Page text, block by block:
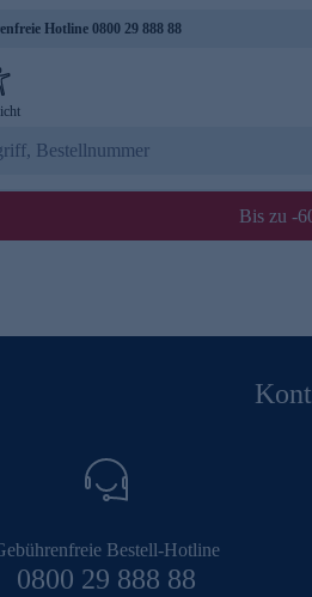
Hotline 0800 29 888 88
Bis zu -
Bestell-Hotline
0800 29 888 88